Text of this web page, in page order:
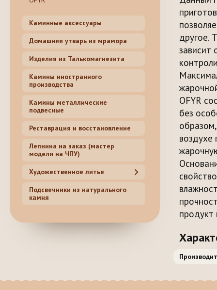
другое.
зависит
OFYR
без
воздухе
продукт
Каминные аксессуары
Домашняя утварь из мрамора
Изделия из Талькомагнезита
Камины иностранного
производства
Камины металлические
подвесные
Реставрация и восстановление
Лепнина на заказ (мастер
модели на ЧПУ)
Художественное литье
Подсвечники из натурального
камня